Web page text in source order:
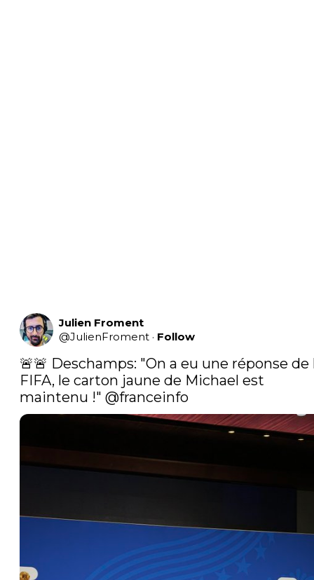
Julien Froment
@JulienFroment · Follow
🚨🚨 Deschamps: "On a eu une réponse de
FIFA, le carton jaune de Michael est
maintenu !" @franceinfo